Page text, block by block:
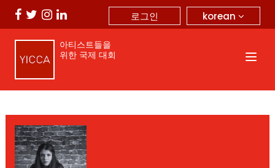
korean
로그인
아티스트들을
위한 국제 대회